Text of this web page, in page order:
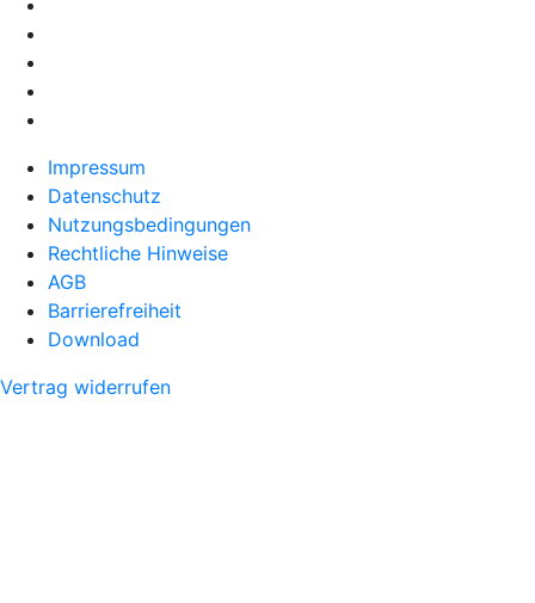
Impressum
Datenschutz
Nutzungsbedingungen
Rechtliche Hinweise
AGB
Barrierefreiheit
Download
Vertrag widerrufen